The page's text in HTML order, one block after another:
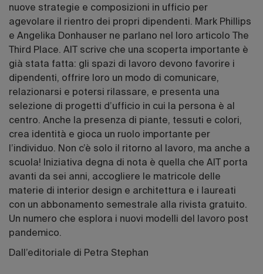
nuove strategie e composizioni in ufficio per
agevolare il rientro dei propri dipendenti. Mark Phillips
e Angelika Donhauser ne parlano nel loro articolo The
Third Place. AIT scrive che una scoperta importante è
già stata fatta: gli spazi di lavoro devono favorire i
dipendenti, offrire loro un modo di comunicare,
relazionarsi e potersi rilassare, e presenta una
selezione di progetti d’ufficio in cui la persona è al
centro. Anche la presenza di piante, tessuti e colori,
crea identità e gioca un ruolo importante per
l’individuo. Non c’è solo il ritorno al lavoro, ma anche a
scuola! Iniziativa degna di nota è quella che AIT porta
avanti da sei anni, accogliere le matricole delle
materie di interior design e architettura e i laureati
con un abbonamento semestrale alla rivista gratuito.
Un numero che esplora i nuovi modelli del lavoro post
pandemico.
Dall’editoriale di Petra Stephan